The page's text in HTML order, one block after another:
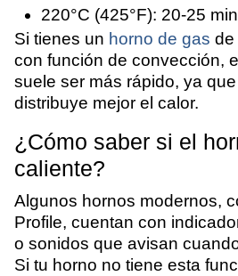
220°C (425°F): 20-25
Si tienes un horno de gas de
con función de convección,
suele ser más rápido, ya
distribuye mejor el calor.
¿Cómo saber si el
caliente?
Algunos hornos modernos,
Profile, cuentan con
o sonidos que avisan
Si tu horno no tiene esta